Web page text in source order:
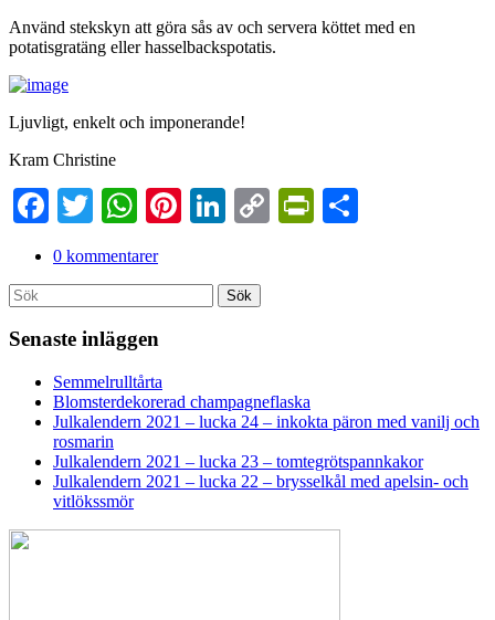
Använd stekskyn att göra sås av och servera köttet med en
potatisgratäng eller hasselbackspotatis.
Ljuvligt, enkelt och imponerande!
Kram Christine
Facebook
TwitterWhatsApp
Pinterest
LinkedIn
Copy
0 kommentarer
Search
for:
Sök
Senaste inläggen
Semmelrulltårta
Blomsterdekorerad champagneflaska
Julkalendern 2021 – lucka 24 – inkokta päron med vanilj och
rosmarin
Julkalendern 2021 – lucka 23 – tomtegrötspannkakor
Julkalendern 2021 – lucka 22 – brysselkål med apelsin- och
vitlökssmör